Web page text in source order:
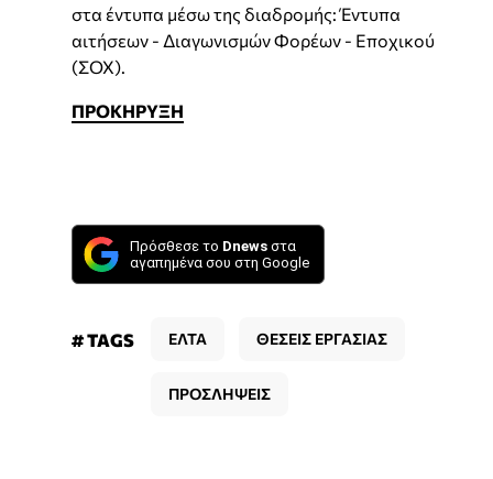
στα έντυπα μέσω της διαδρομής: Έντυπα
αιτήσεων - Διαγωνισμών Φορέων - Εποχικού
(ΣΟΧ).
ΠΡΟΚΗΡΥΞΗ
Πρόσθεσε το Dnews στα
αγαπημένα σου στη Google
# TAGS ΕΛΤΑ ΘΕΣΕΙΣ ΕΡΓΑΣΙΑΣ
ΠΡΟΣΛΗΨΕΙΣ